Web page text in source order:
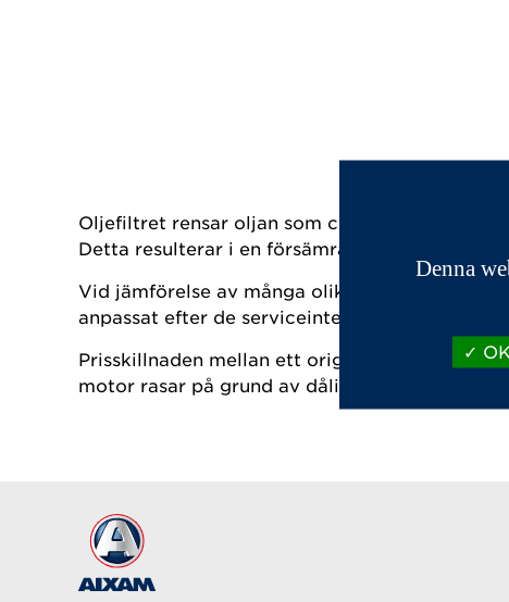
Oljefiltret rensar oljan som cirkulerar genom
Detta resulterar i en försämrad smörjning och
Vid jämförelse av många olika filter visar det
anpassat efter de serviceintervaller AIXAM har
Prisskillnaden mellan ett originalfilter och ett
motor rasar på grund av dålig smörjning, kan
Denna